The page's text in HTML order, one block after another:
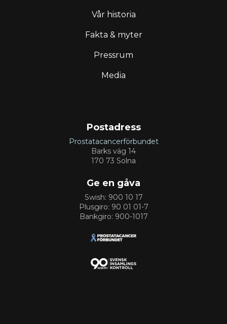
Vår historia
Fakta & myter
Pressrum
Media
Postadress
Prostatacancerförbundet
Barks väg 14
170 73 Solna
Ge en gåva
Swish: 900 10 17
Plusgiro: 90 01 01-7
Bankgiro: 900-1017